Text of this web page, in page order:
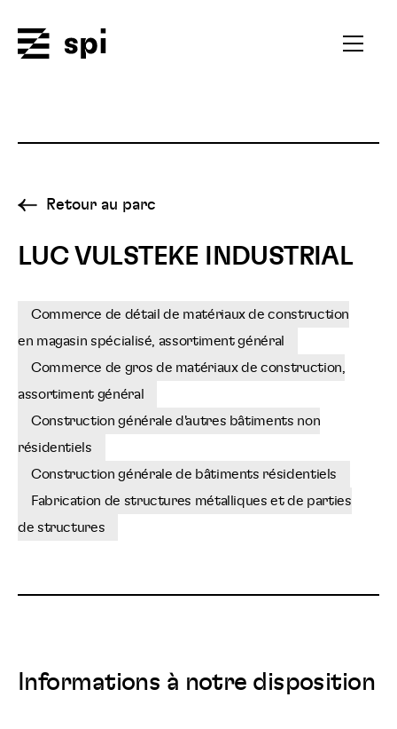
Ouvrir
Retour au parc
LUC VULSTEKE INDUSTRIAL
Commerce de détail de matériaux de construction
en magasin spécialisé, assortiment général
Commerce de gros de matériaux de construction,
assortiment général
Construction générale d'autres bâtiments non
résidentiels
Construction générale de bâtiments résidentiels
Fabrication de structures métalliques et de parties
de structures
Informations à notre disposition